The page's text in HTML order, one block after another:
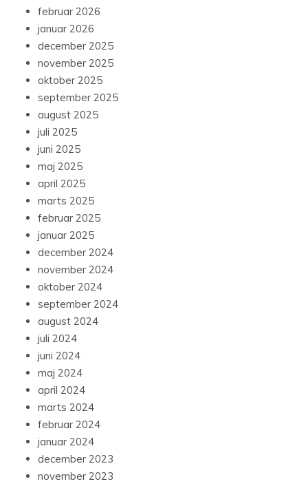
februar 2026
januar 2026
december 2025
november 2025
oktober 2025
september 2025
august 2025
juli 2025
juni 2025
maj 2025
april 2025
marts 2025
februar 2025
januar 2025
december 2024
november 2024
oktober 2024
september 2024
august 2024
juli 2024
juni 2024
maj 2024
april 2024
marts 2024
februar 2024
januar 2024
december 2023
november 2023